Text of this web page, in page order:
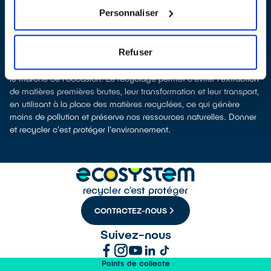
Personnaliser
Refuser
Recycler c’est protéger la santé, l'environnement et les
ressources naturelles
La fabrication d’équipements électriques neufs est génératrice de
pollution et consommatrice de ressources naturelles. Le don
permet d’éviter la fabrication de nouveaux produits en alimentant
le marché de l'occasion. Le recyclage permet d'éviter l'extraction
de matières premières brutes, leur transformation et leur transport,
en utilisant à la place des matières recyclées, ce qui génère
moins de pollution et préserve nos ressources naturelles. Donner
et recycler c'est protéger l'environnement.
CONTACTEZ-NOUS
Suivez-nous
Points de collecte